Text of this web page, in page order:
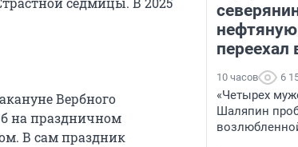
Вербного
на праздничном
В сам праздник
переехал
10 часов 6
«Четырех
Шаляпин